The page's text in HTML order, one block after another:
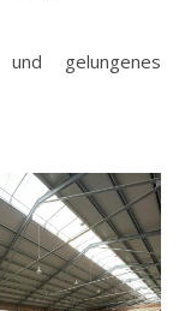
gelungenes